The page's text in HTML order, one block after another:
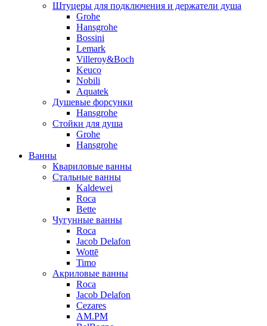
Штуцеры для подключения и держатели душа
Grohe
Hansgrohe
Bossini
Lemark
Villeroy&Boch
Keuco
Nobili
Aquatek
Душевые форсунки
Hansgrohe
Стойки для душа
Grohe
Hansgrohe
Ванны
Квариловые ванны
Стальные ванны
Kaldewei
Roca
Bette
Чугунные ванны
Roca
Jacob Delafon
Wottē
Timo
Акриловые ванны
Roca
Jacob Delafon
Cezares
AM.PM